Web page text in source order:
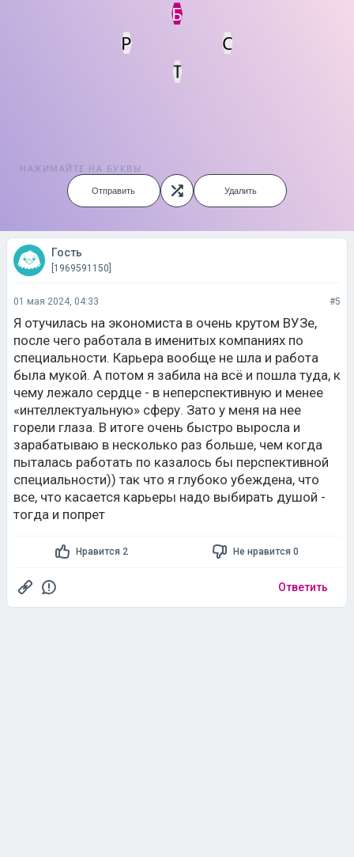
Б
Р
С
Т
НАЖИМАЙТЕ НА БУКВЫ
Отправить Удалить
Гость
[1969591150]
01 мая 2024, 04:33 #5
Я отучилась на экономиста в очень крутом ВУЗе,
после чего работала в именитых компаниях по
специальности. Карьера вообще не шла и работа
была мукой. А потом я забила на всё и пошла туда, к
чему лежало сердце - в неперспективную и менее
«интеллектуальную» сферу. Зато у меня на нее
горели глаза. В итоге очень быстро выросла и
зарабатываю в несколько раз больше, чем когда
пыталась работать по казалось бы перспективной
специальности)) так что я глубоко убеждена, что
все, что касается карьеры надо выбирать душой -
тогда и попрет
Нравится 2 Не нравится 0
Ответить